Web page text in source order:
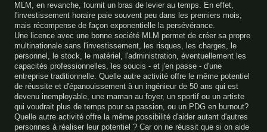
MLM, en revanche, fournit un bras de levier au temps. En effet,
l'investissement horaire paie souvent peu dans les premiers mois,
mais récompense de façon exponentielle la persévérance.
Une licence avec une bonne société MLM permet de créer sa propre
multinationale sans l'investissement, les risques, les charges, le
personnel, le stock, le matériel, l'administration, éventuellement les
capacités professionnelles, les soucis - et j'en passe - d'une
entreprise traditionnelle. Quelle autre activité offre le même potentiel
de réussite et d'épanouissement à un ingénieur de 50 ans qui est
devenu inemployable, une maman au foyer, un sportif ou un artiste
qui voudrait plus de temps pour sa passion, ou un PDG en burnout?
Quelle autre activité offre la même possibilité d'aider autant d'autres
personnes à réaliser leur potentiel ? Car on ne réussit que si on aide